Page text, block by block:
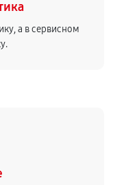
а в сервисном